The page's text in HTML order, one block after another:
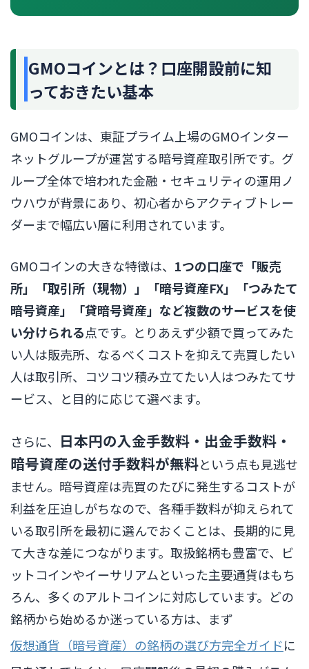
GMOコインとは？口座開設前に知
っておきたい基本
GMOコインは、東証プライム上場のGMOインター
ネットグループが運営する暗号資産取引所です。グ
ループ全体で培われた金融・セキュリティの運用ノ
ウハウが背景にあり、初心者からアクティブトレー
ダーまで幅広い層に利用されています。
GMOコインの大きな特徴は、 1つの口座で「販売
所」「取引所（現物）」「暗号資産FX」「つみたて
暗号資産」「貸暗号資産」など複数のサービスを使
い分けられる点です。とりあえず少額で買ってみた
い人は販売所、なるべくコストを抑えて売買したい
人は取引所、コツコツ積み立てたい人はつみたてサ
ービス、と目的に応じて選べます。
さらに、
日本円の入金手数料・出金手数料・
暗号資産の送付手数料が無料という点も見逃せ
ません。暗号資産は売買のたびに発生するコストが
利益を圧迫しがちなので、各種手数料が抑えられて
いる取引所を最初に選んでおくことは、長期的に見
て大きな差につながります。取扱銘柄も豊富で、ビ
ットコインやイーサリアムといった主要通貨はもち
ろん、多くのアルトコインに対応しています。どの
銘柄から始めるか迷っている方は、まず
仮想通貨（暗号資産）の銘柄の選び方完全ガイドに